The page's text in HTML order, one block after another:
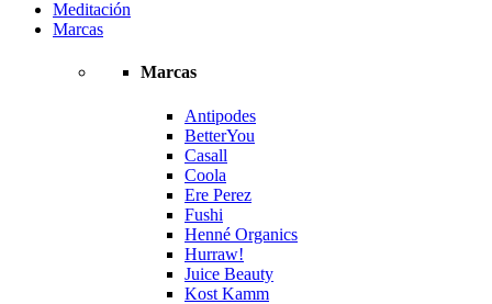
Meditación
Marcas
Marcas
Antipodes
BetterYou
Casall
Coola
Ere Perez
Fushi
Henné Organics
Hurraw!
Juice Beauty
Kost Kamm